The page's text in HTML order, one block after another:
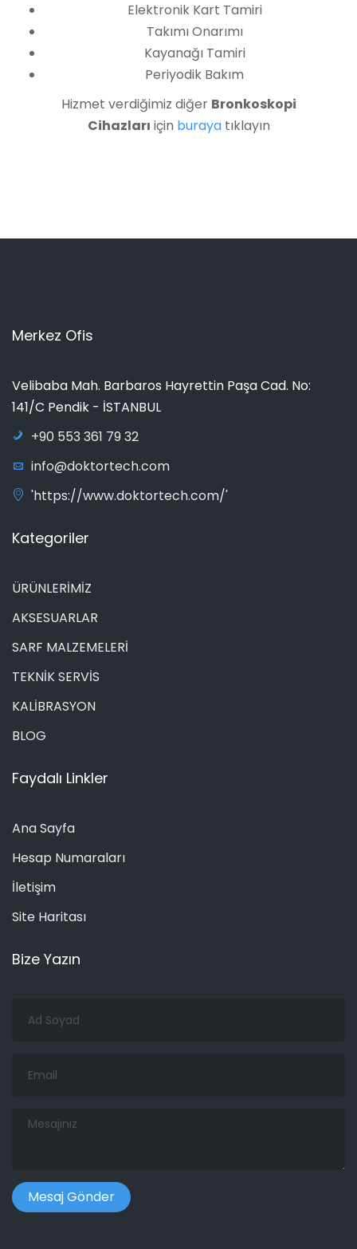
Elektronik Kart Tamiri
Takımı Onarımı
Kayanağı Tamiri
Periyodik Bakım
Hizmet verdiğimiz diğer Bronkoskopi
Cihazları için burayatıklayın
Merkez Ofis
Velibaba Mah. Barbaros Hayrettin Paşa Cad. No:
141/C Pendik - İSTANBUL
+90 553 361 79 32
info@doktortech.com
'https://www.doktortech.com/'
Kategoriler
ÜRÜNLERİMİZ
AKSESUARLAR
SARF MALZEMELERİ
TEKNİK SERVİS
KALİBRASYON
BLOG
Faydalı Linkler
Ana Sayfa
Hesap Numaraları
İletişim
Site Haritası
Bize Yazın
Soyad
Mesajınız